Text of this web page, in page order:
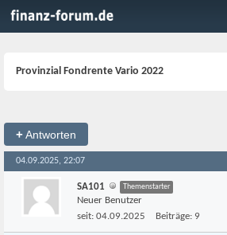
Provinzial Fondrente Vario 2022
+Antworten
04.09.2025, 22:07
SA101 Themenstarter
Neuer Benutzer
seit: 04.09.2025 Beiträge: 9